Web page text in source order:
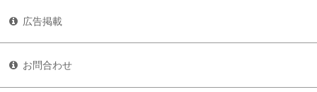
広告掲載
お問合わせ